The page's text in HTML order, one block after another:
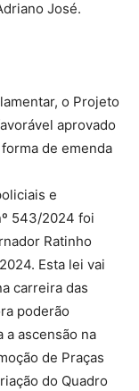
José.
o Projeto
aprovado
de emenda
e
543/2024 foi
Ratinho
Esta lei vai
carreira das
poderão
a ascensão na
de Praças
do Quadro